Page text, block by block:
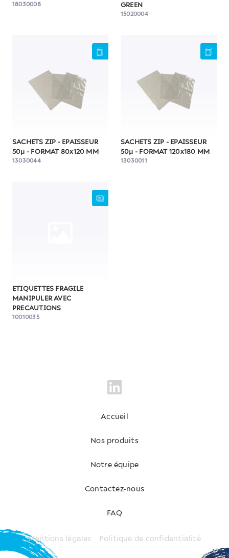
18030008
GREEN
15020004
SACHETS ZIP - EPAISSEUR
50µ - FORMAT 80x120 MM
13030044
SACHETS ZIP - EPAISSEUR
50µ - FORMAT 120x180 MM
13030011
ETIQUETTES FRAGILE
MANIPULER AVEC
PRECAUTIONS
10010035
Accueil
Nos produits
Notre équipe
Contactez-nous
FAQ
Mentions légales Politique de confidentialité